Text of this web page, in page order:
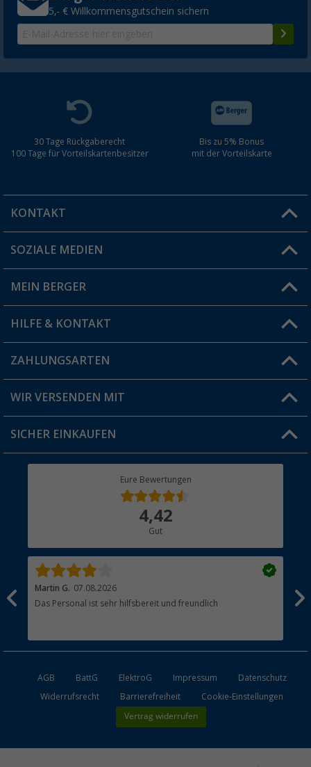
5,- € Willkommensgutschein sichern
30 Tage Rückgaberecht
100 Tage für Vorteilskartenbesitzer
Bis zu 5% Bonus
mit der Vorteilskarte
KONTAKT
Du hast eine Frage?
Filiale finden
SOZIALE MEDIEN
MEIN BERGER
Vorteilskarte
Blog
Jobs & Karriere
HILFE & KONTAKT
FAQ & Kontakt
Versandinformationen
Rücksendung
ZAHLUNGSARTEN
WIR VERSENDEN MIT
SICHER EINKAUFEN
Eure Bewertungen
4,42
Gut
Martin G. 07.08.2026
Das Personal ist sehr hilfsbereit und freundlich
AGB BattG ElektroG Impressum
Datenschutz
Widerrufsrecht
Barrierefreiheit Cookie-Einstellungen
Vertrag widerrufen